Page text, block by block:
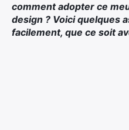
comment adopter ce
design ? Voici quelques
facilement, que ce soit